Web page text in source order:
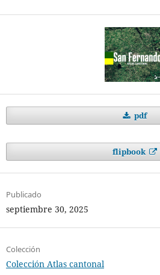
pdf
flipbook
Publicado
septiembre 30, 2025
Colección
Colección Atlas cantonal